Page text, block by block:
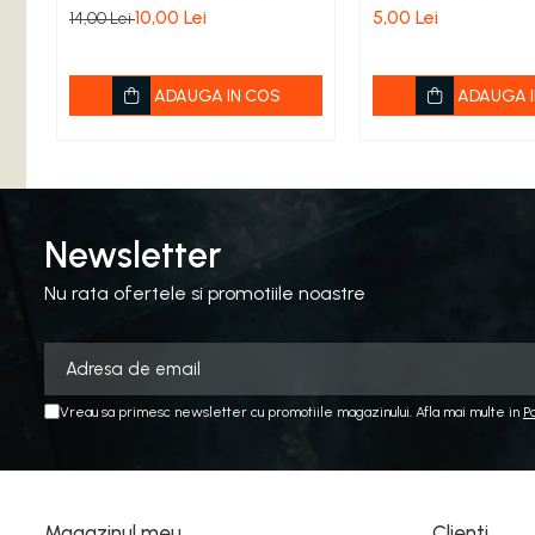
Adapatoare
Inlocuitoare de Polen
Albine
Ceara
Topitoare Ceara
14,00 Lei10,00 Lei
ADAUGA IN COS
5,00 Lei
ADAUGA
Newsletter
Nu rata ofertele si promotiile noastre
Vreau sa primesc newsletter cu promotiile magazinului. Afla mai multe in